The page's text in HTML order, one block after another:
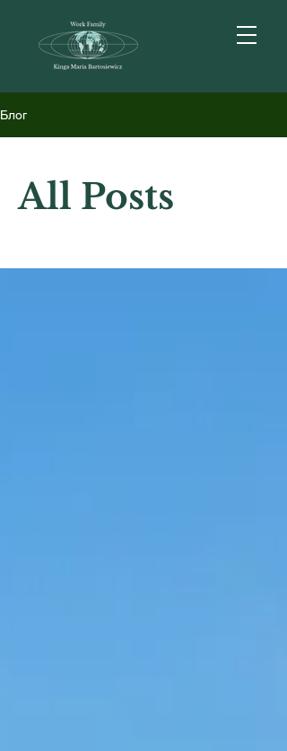
Блог
All Posts